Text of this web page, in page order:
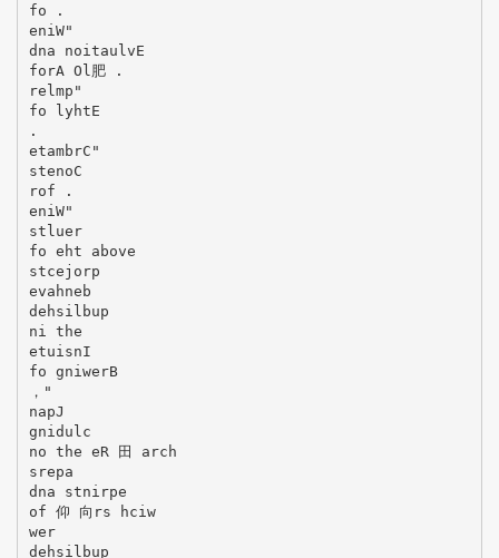
fo .
eniW"
dna noitaulvE
forA Ol肥 .
relmp"
fo lyhtE
.
etambrC"
stenoC
rof .
eniW"
stluer
fo eht above
stcejorp
evahneb
dehsilbup
ni the
etuisnI
fo gniwerB
，"
napJ
gnidulc
no the eR 田 arch
srepa
dna stnirpe
of 仰 向rs hciw
wer
dehsilbup